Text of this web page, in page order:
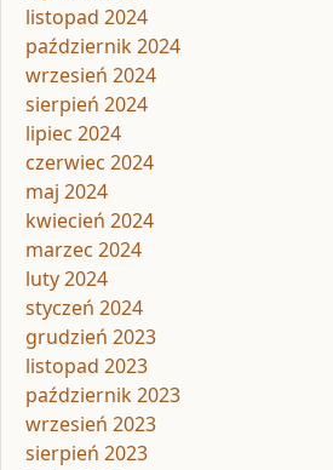
listopad 2024
październik 2024
wrzesień 2024
sierpień 2024
lipiec 2024
czerwiec 2024
maj 2024
kwiecień 2024
marzec 2024
luty 2024
styczeń 2024
grudzień 2023
listopad 2023
październik 2023
wrzesień 2023
sierpień 2023